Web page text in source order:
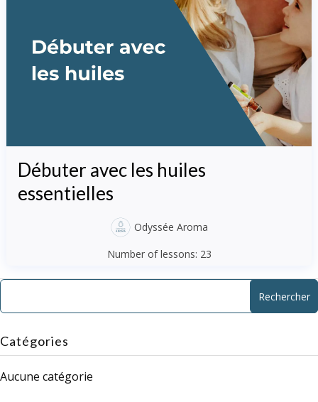
Débuter avec les huiles
essentielles
Odyssée Aroma
Number of lessons: 23
Catégories
Aucune catégorie